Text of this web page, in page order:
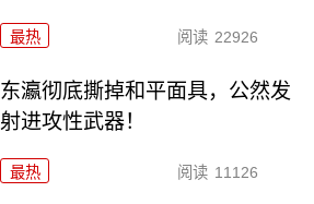
最热 阅读 22926
东瀛彻底撕掉和平面具，公然发
射进攻性武器！
最热 阅读 11126